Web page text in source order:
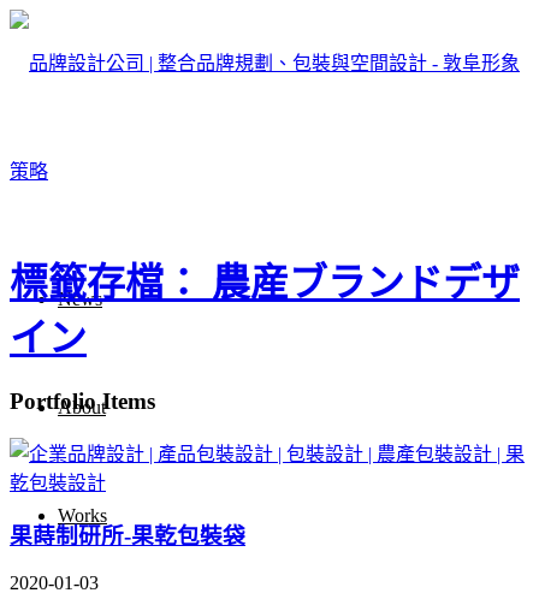
News
About
Works
標籤存檔： 農産ブランドデザ
イン
Portfolio Items
果蒔制研所-果乾包裝袋
2020-01-03